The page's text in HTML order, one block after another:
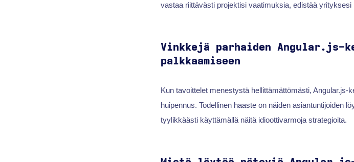
vastaa riittävästi projektisi vaatimuksia, edistää yrityksesi
Vinkkejä parhaiden
palkkaamiseen
Kun tavoittelet menestystä hellittämättömästi, Angular.js-
huipennus. Todellinen haaste on näiden asiantuntijoiden
tyylikkäästi käyttämällä näitä idioottivarmoja strategioita.